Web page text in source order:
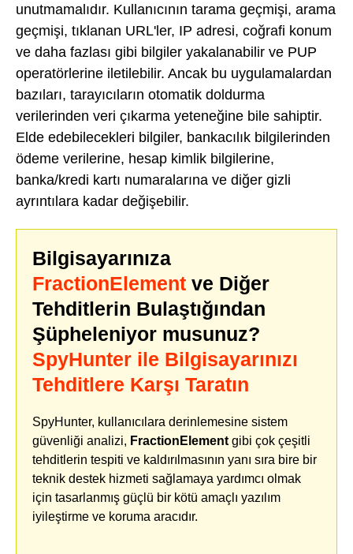
unutmamalıdır. Kullanıcının tarama geçmişi, arama
geçmişi, tıklanan URL'ler, IP adresi, coğrafi konum
ve daha fazlası gibi bilgiler yakalanabilir ve PUP
operatörlerine iletilebilir. Ancak bu uygulamalardan
bazıları, tarayıcıların otomatik doldurma
verilerinden veri çıkarma yeteneğine bile sahiptir.
Elde edebilecekleri bilgiler, bankacılık bilgilerinden
ödeme verilerine, hesap kimlik bilgilerine,
banka/kredi kartı numaralarına ve diğer gizli
ayrıntılara kadar değişebilir.
Bilgisayarınıza
FractionElement ve Diğer
Tehditlerin Bulaştığından
Şüpheleniyor musunuz?
SpyHunter ile Bilgisayarınızı
Tehditlere Karşı Taratın
SpyHunter, kullanıcılara derinlemesine sistem
güvenliği analizi, FractionElement gibi çok çeşitli
tehditlerin tespiti ve kaldırılmasının yanı sıra bire bir
teknik destek hizmeti sağlamaya yardımcı olmak
için tasarlanmış güçlü bir kötü amaçlı yazılım
iyileştirme ve koruma aracıdır.